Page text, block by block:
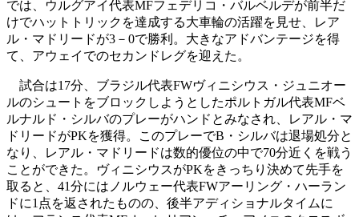
では、ウルグアイ代表MFフェデリコ・バルベルデが前半だ
けでハットトリックを達成する大車輪の活躍を見せ、レア
ル・マドリードが3－0で勝利。大きなアドバンテージを得
て、アウェイでのセカンドレグを迎えた。
試合は17分、ブラジル代表FWヴィニシウス・ジュニオー
ルのシュートをブロックしようとしたポルトガル代表MFベ
ルナルド・シルバのプレーがハンドとみなされ、レアル・マ
ドリードがPKを獲得。このプレーでB・シルバは退場処分と
なり、レアル・マドリードは数的優位の中で70分近くを戦う
ことができた。ヴィニシウスがPKをきっちり決めて先手を
取ると、41分にはノルウェー代表FWアーリング・ハーラン
ドに1点を返されたものの、後半アディショナルタイムに